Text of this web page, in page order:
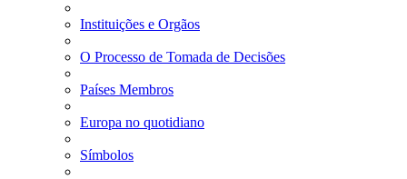
Instituições e Orgãos
O Processo de Tomada de Decisões
Países Membros
Europa no quotidiano
Símbolos